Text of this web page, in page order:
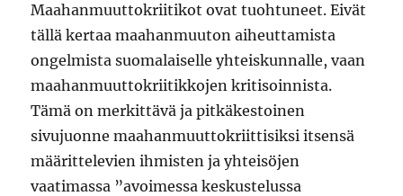
Maahanmuuttokriitikot ovat tuohtuneet. Eivät
tällä kertaa maahanmuuton aiheuttamista
ongelmista suomalaiselle yhteiskunnalle, vaan
maahanmuuttokriitikkojen kritisoinnista.
Tämä on merkittävä ja pitkäkestoinen
sivujuonne maahanmuuttokriittisiksi itsensä
määrittelevien ihmisten ja yhteisöjen
vaatimassa ”avoimessa keskustelussa